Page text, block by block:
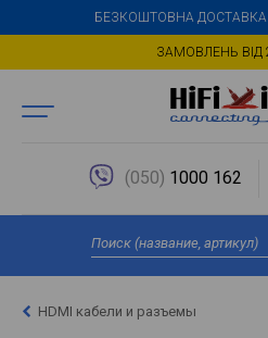
БЕЗКОШТОВНА
ЗАМОВЛЕНЬ ВІД
(050) 1000 162
HDMI кабели и разъемы